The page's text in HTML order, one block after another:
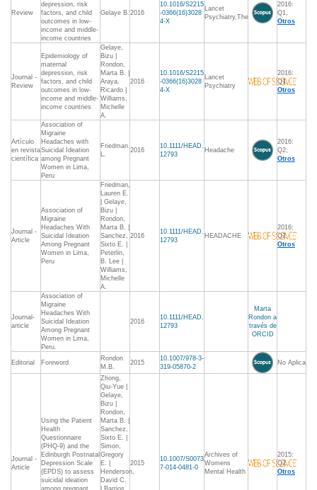
Review
depression, risk
factors, and child
outcomes in low-
income and middle-
income countries
Gelaye B. 2016
10.1016/S2215
-0366(16)3028
4-X
Lancet
Psychiatry,The
2016:
Q1,
Otros
Journal -
Review
Epidemiology of
maternal
depression, risk
factors, and child
outcomes in low-
income and middle-
income countries
Gelaye,
Bizu |
Rondon,
Marta B. |
Araya,
Ricardo |
Williams,
Michelle
A.
2016
10.1016/S2215
-0366(16)3028
4-X
Lancet
Psychiatry
2016:
Q1,
Otros
Artículo
en revista
científica
Association of
Migraine
Headaches with
Suicidal Ideation
among Pregnant
Women in Lima,
Peru
Friedman
L.
2016
10.1111/HEAD.
12793
Headache
2016:
Q2,
Otros
Journal -
Article
Association of
Migraine
Headaches With
Suicidal Ideation
Among Pregnant
Women in Lima,
Peru
Friedman,
Lauren E.
| Gelaye,
Bizu |
Rondon,
Marta B. |
Sanchez,
Sixto E. |
Peterlin,
B. Lee |
Williams,
Michelle
A.
2016
10.1111/HEAD.
12793
HEADACHE
2016:
Q2,
Otros
Journal-
article
Association of
Migraine
Headaches With
Suicidal Ideation
Among Pregnant
Women in Lima,
Peru.
2016
10.1111/HEAD.
12793
Marta
Rondon a
través de
ORCID
Editorial Foreword
Rondon
M.B.
2015
10.1007/978-3-
319-05870-2
No Aplica
Journal -
Article
Using the Patient
Health
Questionnaire
(PHQ-9) and the
Edinburgh Postnatal
Depression Scale
(EPDS) to assess
suicidal ideation
among pregnant
Zhong,
Qiu-Yue |
Gelaye,
Bizu |
Rondon,
Marta B. |
Sanchez,
Sixto E. |
Simon,
Gregory
E. |
Henderson,
David C.
| Barrios,
2015
10.1007/S0073
7-014-0481-0
Archives of
Womens
Mental Health
2015:
Q2,
Otros